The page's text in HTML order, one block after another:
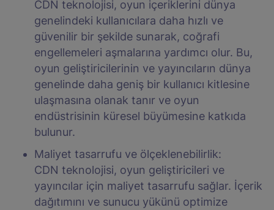
CDN teknolojisi, oyun içeriklerini dünya
genelindeki kullanıcılara daha hızlı ve
güvenilir bir şekilde sunarak, coğrafi
engellemeleri aşmalarına yardımcı olur. Bu,
oyun geliştiricilerinin ve yayıncıların dünya
genelinde daha geniş bir kullanıcı kitlesine
ulaşmasına olanak tanır ve oyun
endüstrisinin küresel büyümesine katkıda
bulunur.
Maliyet tasarrufu ve ölçeklenebilirlik:
CDN teknolojisi, oyun geliştiricileri ve
yayıncılar için maliyet tasarrufu sağlar. İçerik
dağıtımını ve sunucu yükünü optimize